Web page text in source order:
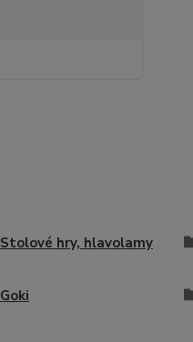
Stolové hry, hlavolamy
Goki